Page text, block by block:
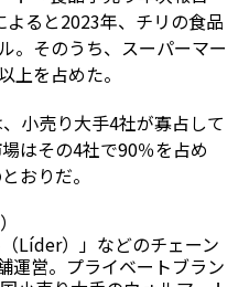
よると2023年、チリの食品
。そのうち、スーパーマー
上を占めた。
小売り大手4社が寡占して
はその4社で90％を占め
おりだ。
Líder）」などのチェーン
運営。プライベートブラン